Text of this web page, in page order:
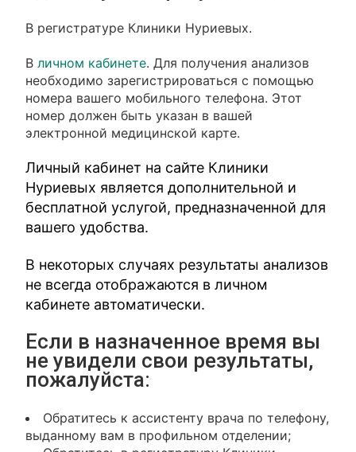
В регистратуре Клиники Нуриевых.
Вличном кабинете. Для получения анализов
необходимо зарегистрироваться с помощью
номера вашего мобильного телефона. Этот
номер должен быть указан в вашей
электронной медицинской карте.
Личный кабинет на сайте Клиники
Нуриевых является дополнительной и
бесплатной услугой, предназначенной для
вашего удобства.
В некоторых случаях результаты анализов
не всегда отображаются в личном
кабинете автоматически.
Если в назначенное время вы
не увидели свои результаты,
пожалуйста:
Обратитесь к ассистенту врача по телефону,
выданному вам в профильном отделении;